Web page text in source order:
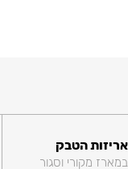
אריזות הטבק
במארז מקורי וסגור